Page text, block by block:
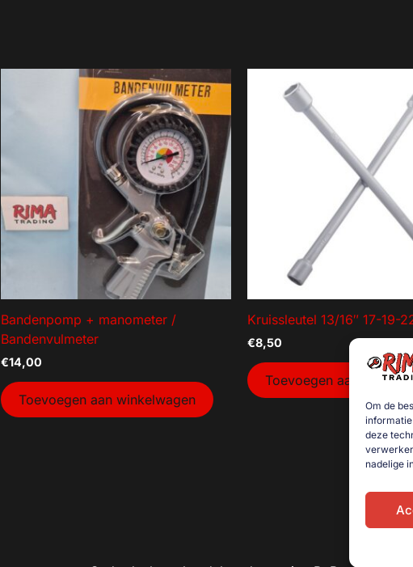
Om de
deze
nadelige
Bandenpomp + manometer /
Bandenvulmeter
€14,00
Toevoegen aan winkelwagen
Kruissleutel 13/16″ 17-19-
€8,50
Toevoegen aan